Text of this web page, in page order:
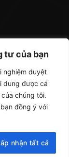
tư của bạn
nghiệm duyệt
dung được cá
chúng tôi.
đồng ý với
nhận tất cả